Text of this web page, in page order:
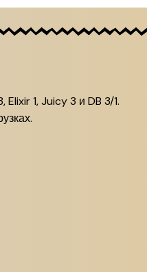
1, Juicy 3 и DB 3/1.